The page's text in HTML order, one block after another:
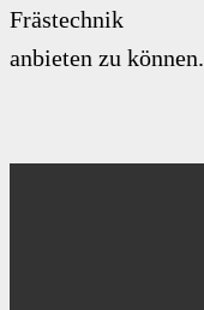
Frästechnik
anbieten zu können.